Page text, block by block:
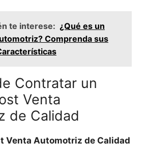
te interese: ¿Qué es un
Comprenda sus
Contratar un
Venta
de Calidad
Venta Automotriz de Calidad